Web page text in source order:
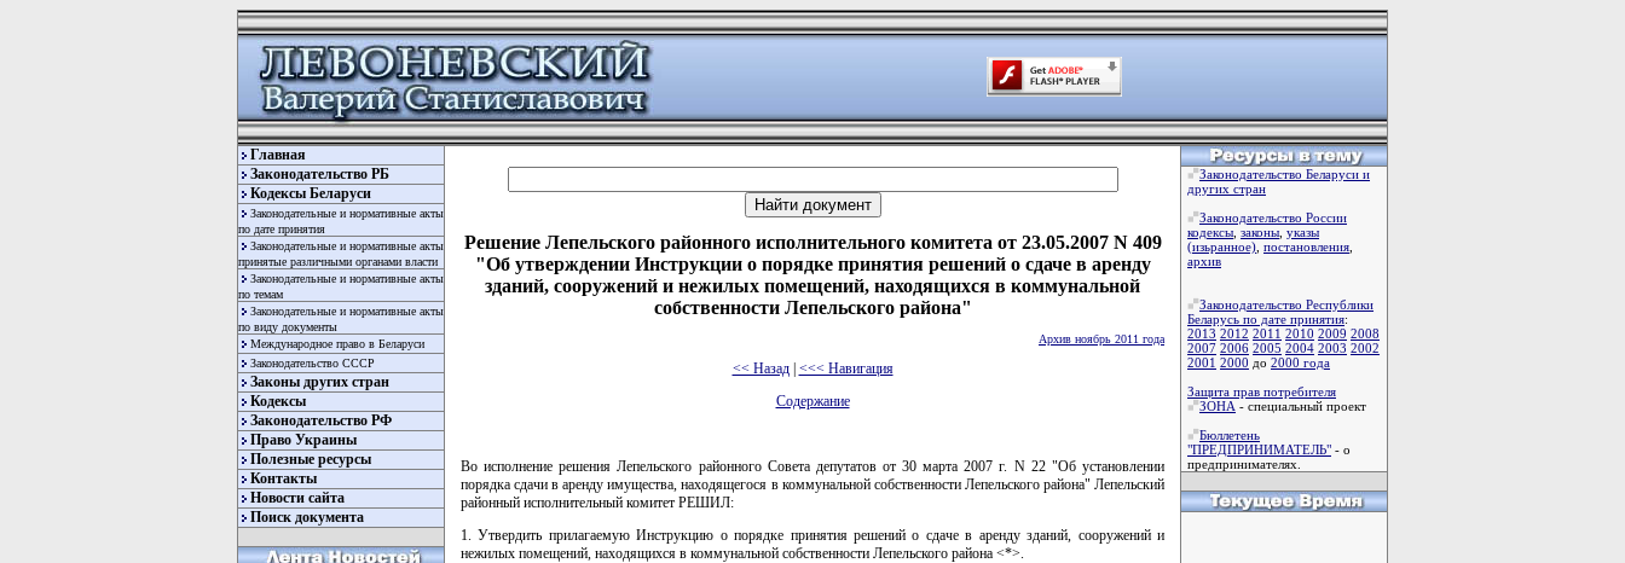
Главная
Законодательство РБ
Кодексы Беларуси
Законодательные и нормативные акты
по дате принятия
Законодательные и нормативные акты
принятые различными органами власти
Законодательные и нормативные акты
по темам
Законодательные и нормативные акты
по виду документы
Международное право в Беларуси
Законодательство СССР
Законы других стран
Кодексы
Законодательство РФ
Право Украины
Полезные ресурсы
Контакты
Новости сайта
Поиск документа
Решение Лепельского районного исполнительного комитета от 23.05.2007 N 409
"Об утверждении Инструкции о порядке принятия решений о сдаче в аренду
зданий, сооружений и нежилых помещений, находящихся в коммунальной
собственности Лепельского района"
Архив ноябрь 2011 года
<< Назад| <<< Навигация
Содержание
Во исполнение решения Лепельского районного Совета депутатов от 30 марта 2007 г. N 22 "Об установлении
порядка сдачи в аренду имущества, находящегося в коммунальной собственности Лепельского района" Лепельский
районный исполнительный комитет РЕШИЛ:
1. Утвердить прилагаемую Инструкцию о порядке принятия решений о сдаче в аренду зданий, сооружений и
нежилых помещений, находящихся в коммунальной собственности Лепельского района <*>.
Законодательство Беларуси и
других стран
Законодательство России
кодексы законы указы
(изьранное) постановления
архив
Законодательство Республики
Беларусь по дате принятия:
2013 2012 2011 2010 2009 2008
2007 2006 2005 2004 2003 2002
2001 2000 до 2000 года
Защита прав потребителя
ЗОНА - специальный проект
Бюллетень
"ПРЕДПРИНИМАТЕЛЬ" - о
предпринимателях.